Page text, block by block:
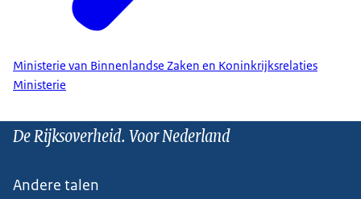
Ministerie van Binnenlandse Zaken en Koninkrijksrelaties
Ministerie
De Rijksoverheid. Voor Nederland
Andere talen